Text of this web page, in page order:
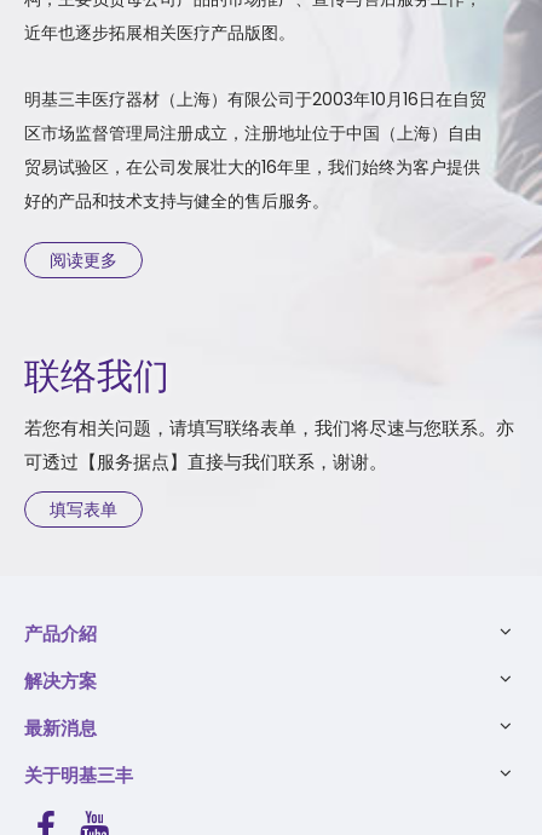
近年也逐步拓展相关医疗产品版图。
明基三丰医疗器材（上海）有限公司于2003年10月16日在自贸
区市场监督管理局注册成立，注册地址位于中国（上海）自由
贸易试验区，在公司发展壮大的16年里，我们始终为客户提供
好的产品和技术支持与健全的售后服务。
阅读更多
联络我们
若您有相关问题，请填写联络表单，我们将尽速与您联系。亦
可透过【服务据点】直接与我们联系，谢谢。
填写表单
产品介紹
解决方案
最新消息
关于明基三丰